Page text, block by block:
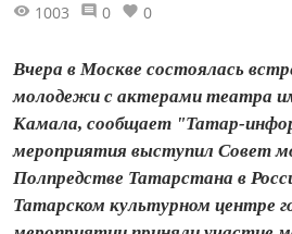
1003 0 0
Вчера в Москве состоялась
молодежи с актерами театра
Камала, сообщает "Татар-
мероприятия выступил Совет
Полпредстве Татарстана в
Татарском культурном центре